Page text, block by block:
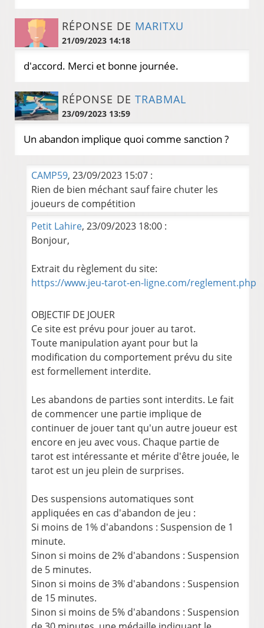
RÉPONSE DE MARITXU
21/09/2023 14:18
d'accord. Merci et bonne journée.
RÉPONSE DE TRABMAL
23/09/2023 13:59
Un abandon implique quoi comme sanction ?
CAMP59, 23/09/2023 15:07 :
Rien de bien méchant sauf faire chuter les
joueurs de compétition
Petit Lahire, 23/09/2023 18:00 :
Bonjour,
Extrait du règlement du site:
https://www.jeu-tarot-en-ligne.com/reglement.php
OBJECTIF DE JOUER
Ce site est prévu pour jouer au tarot.
Toute manipulation ayant pour but la
modification du comportement prévu du site
est formellement interdite.
Les abandons de parties sont interdits. Le fait
de commencer une partie implique de
continuer de jouer tant qu'un autre joueur est
encore en jeu avec vous. Chaque partie de
tarot est intéressante et mérite d'être jouée, le
tarot est un jeu plein de surprises.
Des suspensions automatiques sont
appliquées en cas d'abandon de jeu :
Si moins de 1% d'abandons : Suspension de 1
minute.
Sinon si moins de 2% d'abandons : Suspension
de 5 minutes.
Sinon si moins de 3% d'abandons : Suspension
de 15 minutes.
Sinon si moins de 5% d'abandons : Suspension